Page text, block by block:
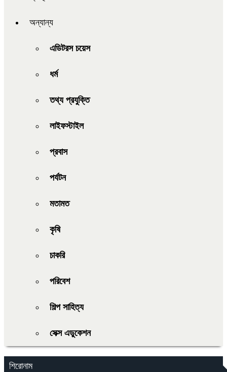
অন্যান্য
এডিটরস চয়েস
ধর্ম
তথ্য প্রযুক্তি
লাইফস্টাইল
প্রবাস
পর্যটন
মতামত
কৃষি
চাকরি
পরিবেশ
শিল্প সাহিত্য
সেক্স এডুকেশন
শিরোনাম